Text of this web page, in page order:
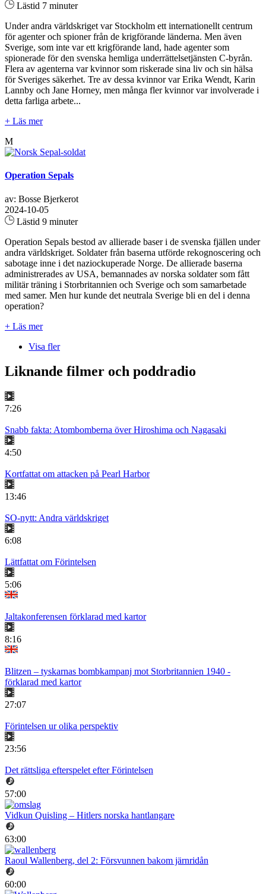
Lästid 7 minuter
Under andra världskriget var Stockholm ett internationellt centrum
för agenter och spioner från de krigförande länderna. Men även
Sverige, som inte var ett krigförande land, hade agenter som
spionerade för den svenska hemliga underrättelsetjänsten C-byrån.
Flera av agenterna var kvinnor som riskerade sina liv och sin hälsa
för Sveriges säkerhet. Tre av dessa kvinnor var Erika Wendt, Karin
Lannby och Jane Horney, men många fler kvinnor var involverade i
detta farliga arbete...
+ Läs mer
M
Operation Sepals
av: Bosse Bjerkerot
2024-10-05
Lästid 9 minuter
Operation Sepals bestod av allierade baser i de svenska fjällen under
andra världskriget. Soldater från baserna utförde rekognoscering och
sabotage inne i det naziockuperade Norge. De allierade baserna
administrerades av USA, bemannades av norska soldater som fått
militär träning i Storbritannien och Sverige och som samarbetade
med samer. Men hur kunde det neutrala Sverige bli en del i denna
operation?
+ Läs mer
Visa fler
Liknande filmer och poddradio
7:26
Snabb fakta: Atombomberna över Hiroshima och Nagasaki
4:50
Kortfattat om attacken på Pearl Harbor
13:46
SO-nytt: Andra världskriget
6:08
Lättfattat om Förintelsen
5:06
Jaltakonferensen förklarad med kartor
8:16
Blitzen – tyskarnas bombkampanj mot Storbritannien 1940 -
förklarad med kartor
27:07
Förintelsen ur olika perspektiv
23:56
Det rättsliga efterspelet efter Förintelsen
57:00
Vidkun Quisling – Hitlers norska hantlangare
63:00
Raoul Wallenberg, del 2: Försvunnen bakom järnridån
60:00